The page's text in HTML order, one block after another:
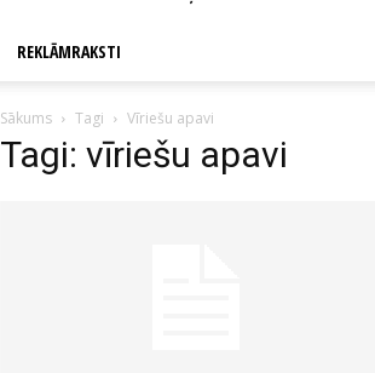
REKLĀMRAKSTI
Sākums Tagi Vīriešu apavi
Tagi: vīriešu apavi